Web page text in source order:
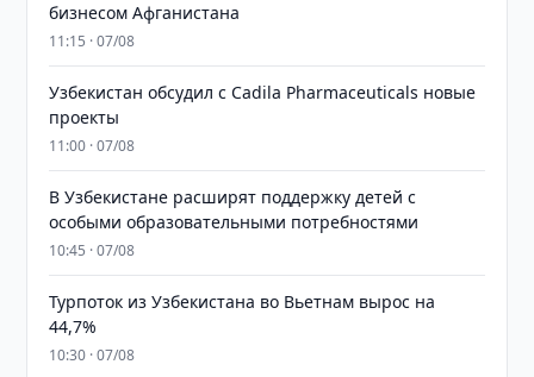
бизнесом Афганистана
11:15 · 07/08
Узбекистан обсудил с Cadila Pharmaceuticals новые
проекты
11:00 · 07/08
В Узбекистане расширят поддержку детей с
особыми образовательными потребностями
10:45 · 07/08
Турпоток из Узбекистана во Вьетнам вырос на
44,7%
10:30 · 07/08